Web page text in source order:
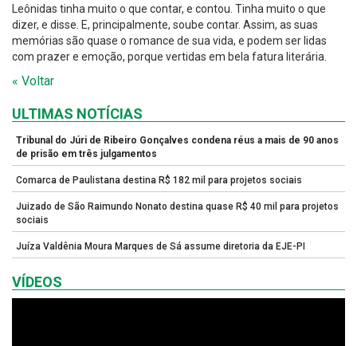
Leônidas tinha muito o que contar, e contou. Tinha muito o que
dizer, e disse. E, principalmente, soube contar. Assim, as suas
memórias são quase o romance de sua vida, e podem ser lidas
com prazer e emoção, porque vertidas em bela fatura literária.
« Voltar
ULTIMAS NOTÍCIAS
Tribunal do Júri de Ribeiro Gonçalves condena réus a mais de 90 anos
de prisão em três julgamentos
Comarca de Paulistana destina R$ 182 mil para projetos sociais
Juizado de São Raimundo Nonato destina quase R$ 40 mil para projetos
sociais
Juíza Valdênia Moura Marques de Sá assume diretoria da EJE-PI
VÍDEOS